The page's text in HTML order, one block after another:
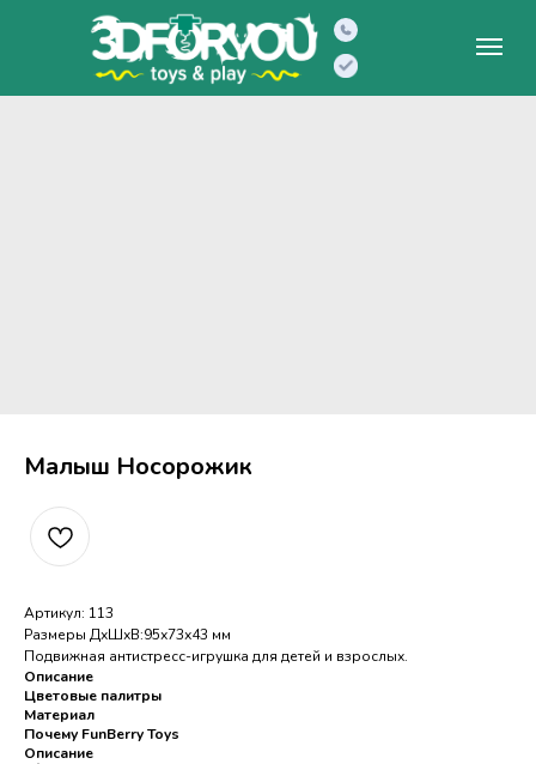
Малыш Носорожик
Артикул: 113
Размеры ДхШхВ:95х73х43 мм
Подвижная антистресс-игрушка для детей и взрослых.
Описание
Цветовые палитры
Материал
Почему FunBerry Toys
Описание